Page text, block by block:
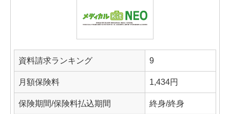
資料請求ランキング 9
月額保険料 1,434円
保険期間/保険料払込期間 終身/終身